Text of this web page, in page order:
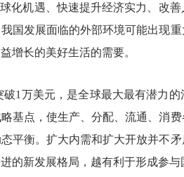
化机遇、快速提升经济实力、改
国发展面临的外部环境可能出现
增长的美好生活的需要。
万美元，是全球最大最有潜力的
基点，使生产、分配、流通、消
平衡。扩大内需和扩大开放并不
新发展格局，越有利于形成参与